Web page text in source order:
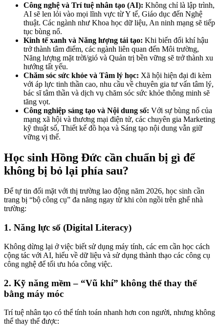
Công nghệ và Trí tuệ nhân tạo (AI): Không chỉ là lập trình,
AI sẽ len lỏi vào mọi lĩnh vực từ Y tế, Giáo dục đến Nghệ
thuật. Các ngành như Khoa học dữ liệu, An ninh mạng sẽ tiếp
tục bùng nổ.
Kinh tế xanh và Năng lượng tái tạo: Khi biến đổi khí hậu
trở thành tâm điểm, các ngành liên quan đến Môi trường,
Năng lượng mặt trời/gió và Quản trị bền vững sẽ trở thành xu
hướng tất yếu.
Chăm sóc sức khỏe và Tâm lý học: Xã hội hiện đại đi kèm
với áp lực tinh thần cao, nhu cầu về chuyên gia tư vấn tâm lý,
bác sĩ tâm thần và dịch vụ chăm sóc sức khỏe thông minh sẽ
tăng vọt.
Công nghiệp sáng tạo và Nội dung số: Với sự bùng nổ của
mạng xã hội và thương mại điện tử, các chuyên gia Marketing
kỹ thuật số, Thiết kế đồ họa và Sáng tạo nội dung vẫn giữ
vững vị thế.
Học sinh Hồng Đức cần chuẩn bị gì để
không bị bỏ lại phía sau?
Để tự tin đối mặt với thị trường lao động năm 2026, học sinh cần
trang bị “bộ công cụ” đa năng ngay từ khi còn ngồi trên ghế nhà
trường:
1. Năng lực số (Digital Literacy)
Không dừng lại ở việc biết sử dụng máy tính, các em cần học cách
cộng tác với AI, hiểu về dữ liệu và sử dụng thành thạo các công cụ
công nghệ để tối ưu hóa công việc.
2. Kỹ năng mềm – “Vũ khí” không thể thay thế
bằng máy móc
Trí tuệ nhân tạo có thể tính toán nhanh hơn con người, nhưng không
thể thay thế được: